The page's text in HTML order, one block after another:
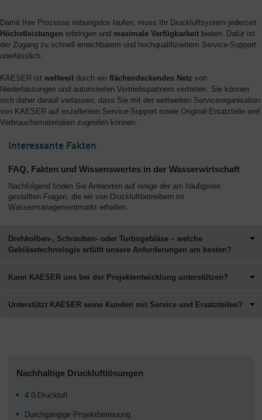
Damit Ihre Prozesse reibungslos laufen, muss Ihr Druckluftsystem jederzeit
Höchstleistungen erbringen und maximale Verfügbarkeit bieten. Dafür ist
der Zugang zu schnell erreichbarem und hochqualifiziertem Service-Support
unerlässlich.
KAESER ist weltweit durch ein flächendeckendes Netz von
Niederlassungen und autorisierten Vertriebspartnern vertreten. Sie können
sich daher darauf verlassen, dass Sie mit der weltweiten Serviceorganisation
von KAESER auf exzellenten Service-Support sowie Original-Ersatzteile und
Verbrauchsmaterialien zugreifen können.
Interessante Fakten
FAQ, Fakten und Wissenswertes in der Wasserwirtschaft
Nachfolgend finden Sie Antworten auf einige der am häufigsten
gestellten Fragen, die wir von Druckluftbetreibern im
Wassermanagementmarkt erhalten.
Drehkolben-, Schrauben- oder Turbogebläse – welche
Gebläsetechnologie erfüllt unsere Anforderungen am besten?
Kann KAESER uns bei der Projektentwicklung unterstützen?
Unterstützt KAESER seine Kunden mit Service und Ersatzteilen?
Nachhaltige Druckluftlösungen
4.0-Druckluft
Durchgängige Projektbetreuung